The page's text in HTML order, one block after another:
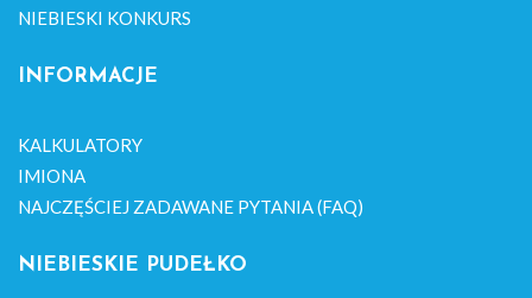
NIEBIESKI KONKURS
INFORMACJE
KALKULATORY
IMIONA
NAJCZĘŚCIEJ ZADAWANE PYTANIA (FAQ)
NIEBIESKIE PUDEŁKO